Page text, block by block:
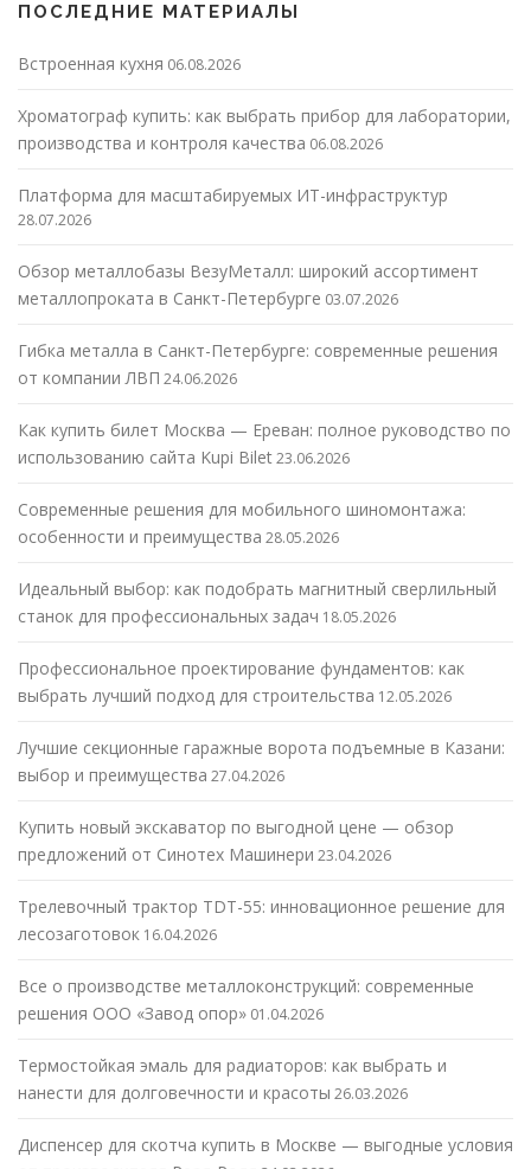
ПОСЛЕДНИЕ МАТЕРИАЛЫ
Встроенная кухня 06.08.2026
Хроматограф купить: как выбрать прибор для лаборатории,
производства и контроля качества 06.08.2026
Платформа для масштабируемых ИТ-инфраструктур
28.07.2026
Обзор металлобазы ВезуМеталл: широкий ассортимент
металлопроката в Санкт-Петербурге 03.07.2026
Гибка металла в Санкт-Петербурге: современные решения
от компании ЛВП 24.06.2026
Как купить билет Москва — Ереван: полное руководство по
использованию сайта Kupi Bilet23.06.2026
Современные решения для мобильного шиномонтажа:
особенности и преимущества 28.05.2026
Идеальный выбор: как подобрать магнитный сверлильный
станок для профессиональных задач 18.05.2026
Профессиональное проектирование фундаментов: как
выбрать лучший подход для строительства 12.05.2026
Лучшие секционные гаражные ворота подъемные в Казани:
выбор и преимущества 27.04.2026
Купить новый экскаватор по выгодной цене — обзор
предложений от Синотех Машинери 23.04.2026
Трелевочный трактор TDT-55: инновационное решение для
лесозаготовок 16.04.2026
Все о производстве металлоконструкций: современные
решения ООО «Завод опор» 01.04.2026
Термостойкая эмаль для радиаторов: как выбрать и
нанести для долговечности и красоты 26.03.2026
Диспенсер для скотча купить в Москве — выгодные условия